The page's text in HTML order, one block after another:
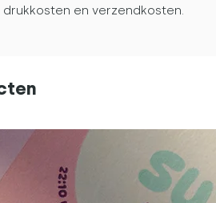
en verzendkosten.